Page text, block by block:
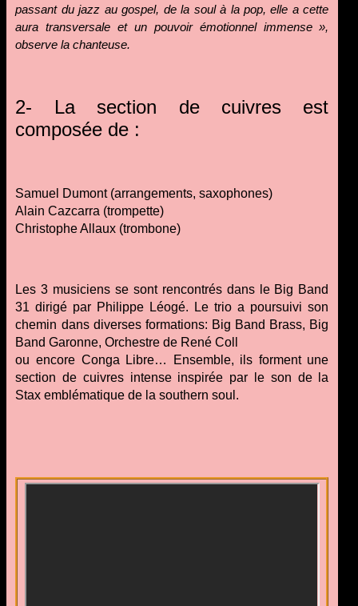
passant du jazz au gospel, de la soul à la pop, elle a cette
aura transversale et un pouvoir émotionnel immense »,
observe la chanteuse.
2- La section de cuivres est
composée de :
Samuel Dumont (arrangements, saxophones)
Alain Cazcarra (trompette)
Christophe Allaux (trombone)
Les 3 musiciens se sont rencontrés dans le Big Band
31 dirigé par Philippe Léogé. Le trio a poursuivi son
chemin dans diverses formations: Big Band Brass, Big
Band Garonne, Orchestre de René Coll
ou encore Conga Libre… Ensemble, ils forment une
section de cuivres intense inspirée par le son de la
Stax emblématique de la southern soul.